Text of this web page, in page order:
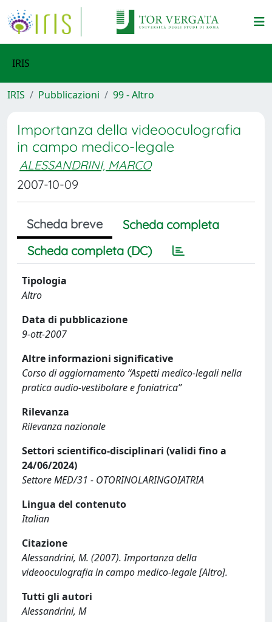
IRIS
IRIS Pubblicazioni 99 - Altro
Importanza della videooculografia
in campo medico-legale
ALESSANDRINI, MARCO
2007-10-09
Scheda breve
Scheda completa
Scheda completa (DC)
Tipologia
Altro
Data di pubblicazione
9-ott-2007
Altre informazioni significative
Corso di aggiornamento “Aspetti medico-legali nella
pratica audio-vestibolare e foniatrica”
Rilevanza
Rilevanza nazionale
Settori scientifico-disciplinari (validi fino a
24/06/2024)
Settore MED/31 - OTORINOLARINGOIATRIA
Lingua del contenuto
Italian
Citazione
Alessandrini, M. (2007). Importanza della
videooculografia in campo medico-legale [Altro].
Tutti gli autori
Alessandrini, M